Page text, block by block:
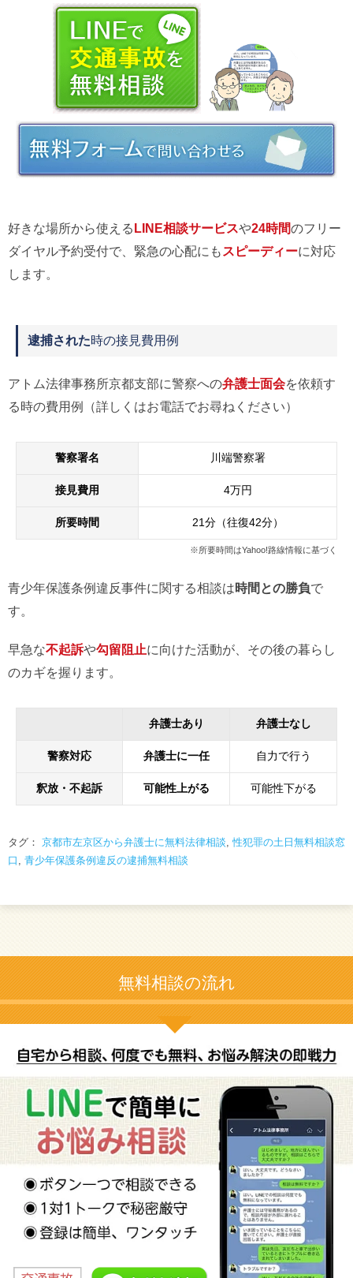
好きな場所から使えるLINE相談サービスや24時間のフリー
ダイヤル予約受付で、緊急の心配にも スピーディーに対応
します。
逮捕された時の接見費用例
アトム法律事務所京都支部に警察への弁護士面会を依頼す
る時の費用例（詳しくはお電話でお尋ねください）
警察署名 川端警察署
接見費用 4万円
所要時間 21分（往復42分）
※所要時間はYahoo!路線情報に基づく
青少年保護条例違反事件に関する相談は時間との勝負で
す。
早急な不起訴や勾留阻止に向けた活動が、その後の暮らし
のカギを握ります。
弁護士あり 弁護士なし
警察対応 弁護士に一任 自力で行う
釈放・不起訴 可能性上がる 可能性下がる
タグ： 京都市左京区から弁護士に無料法律相談,性犯罪の土日無料相談窓
口 , 青少年保護条例違反の逮捕無料相談
無料相談の流れ